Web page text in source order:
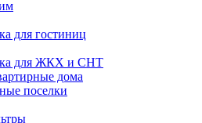
для гостиниц
для ЖКХ и СНТ
дома
поселки